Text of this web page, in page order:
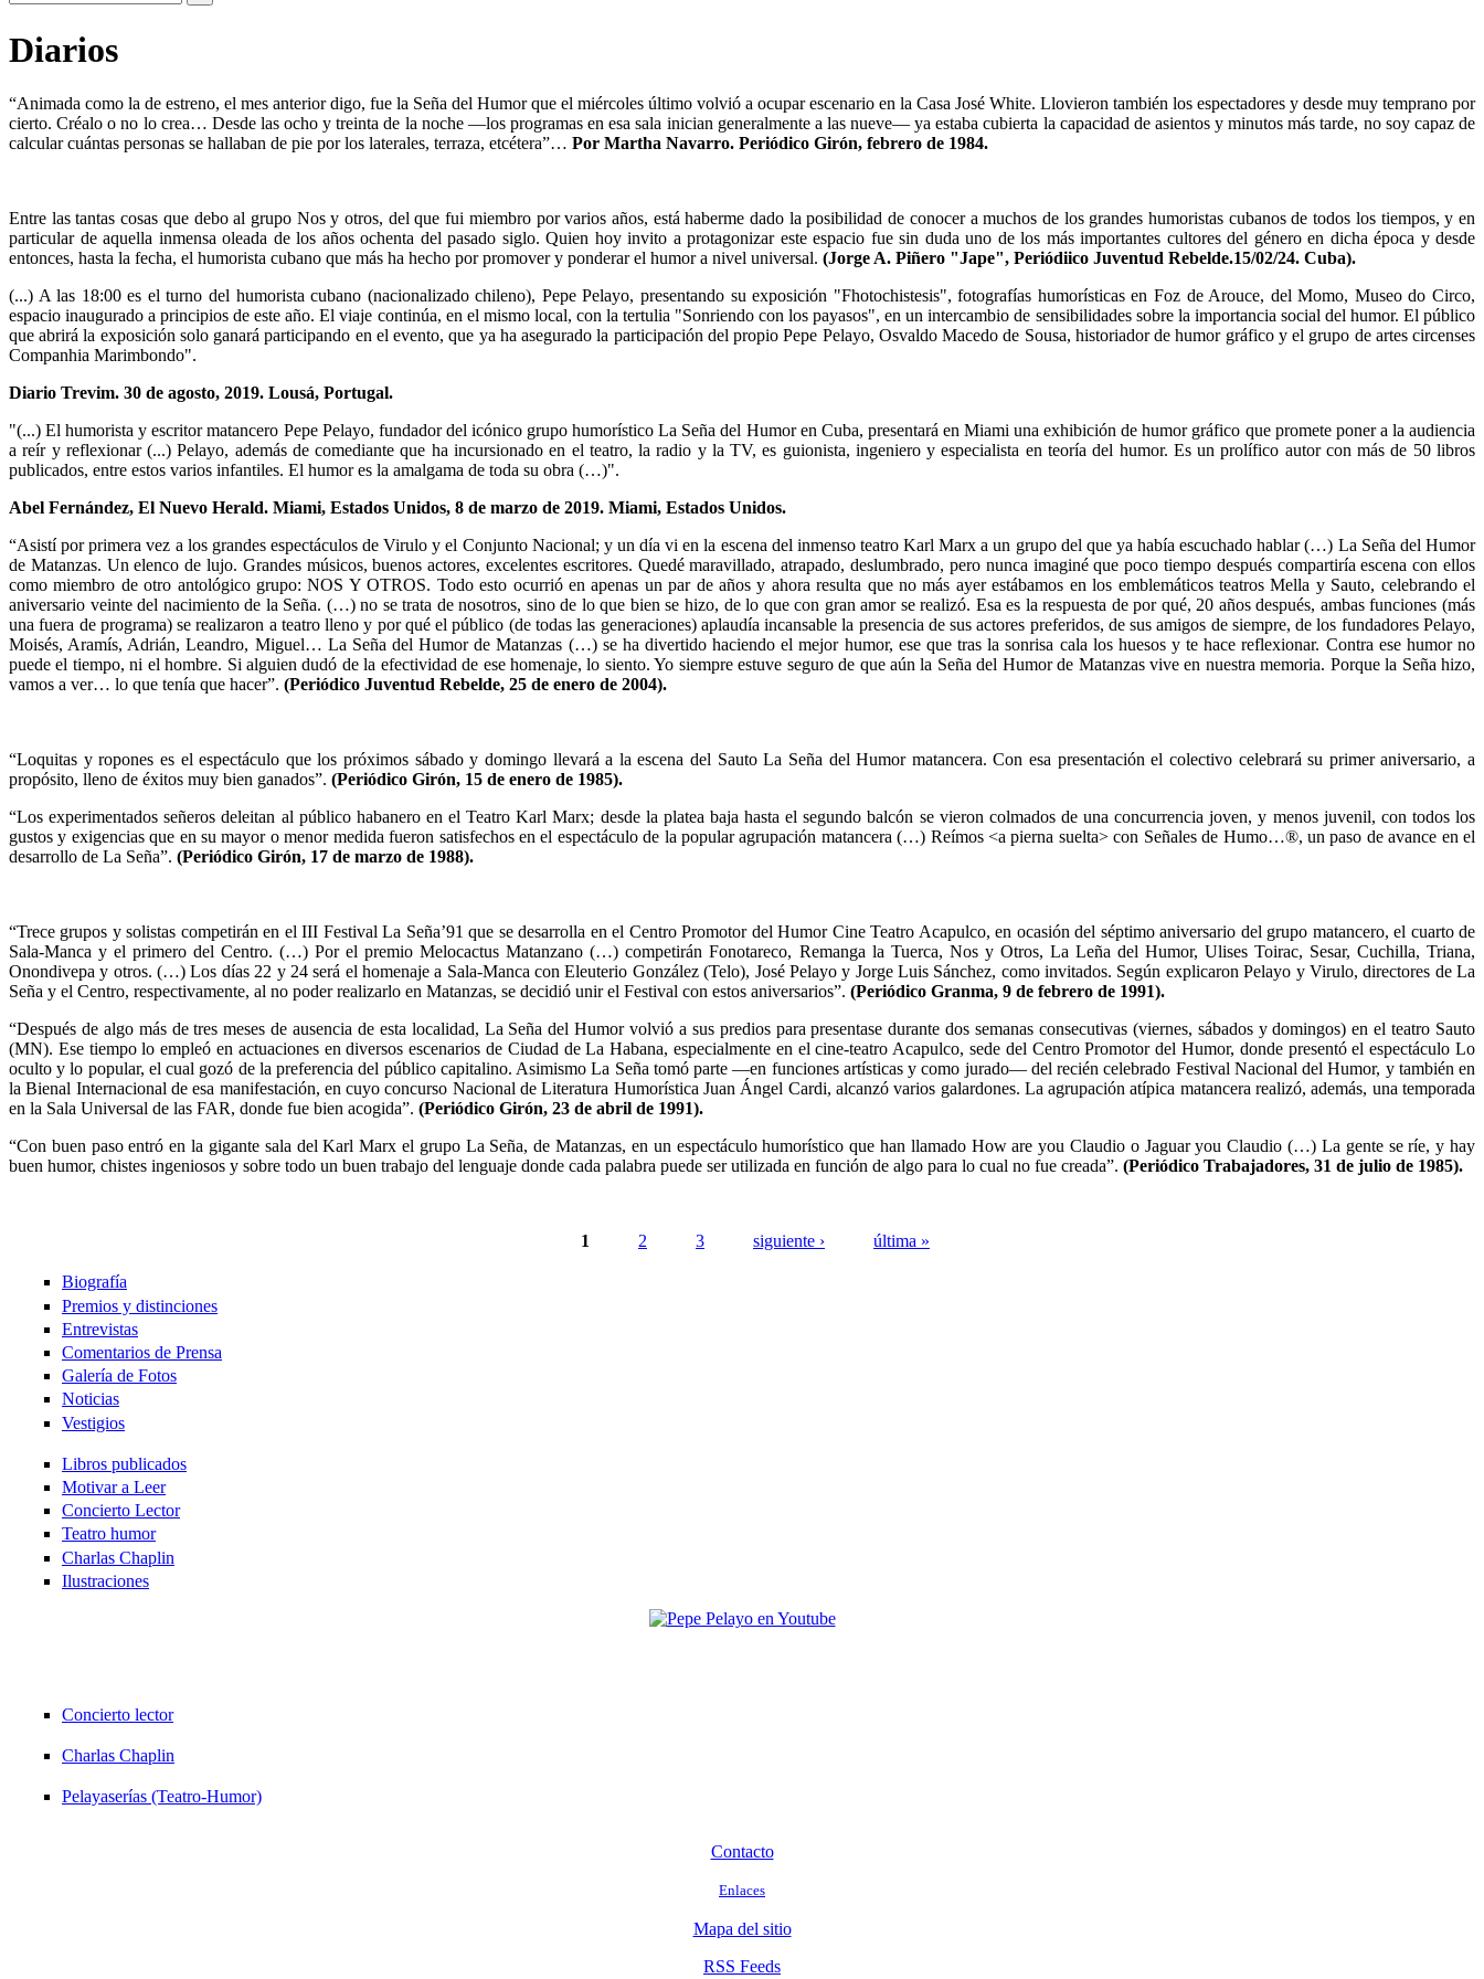
Diarios
“Animada como la de estreno, el mes anterior digo, fue la Seña del Humor que el miércoles último volvió a ocupar escenario en la Casa José White. Llovieron también los espectadores y desde muy temprano por
cierto. Créalo o no lo crea… Desde las ocho y treinta de la noche —los programas en esa sala inician generalmente a las nueve— ya estaba cubierta la capacidad de asientos y minutos más tarde, no soy capaz de
calcular cuántas personas se hallaban de pie por los laterales, terraza, etcétera”… Por Martha Navarro. Periódico Girón, febrero de 1984.
Entre las tantas cosas que debo al grupo Nos y otros, del que fui miembro por varios años, está haberme dado la posibilidad de conocer a muchos de los grandes humoristas cubanos de todos los tiempos, y en
particular de aquella inmensa oleada de los años ochenta del pasado siglo. Quien hoy invito a protagonizar este espacio fue sin duda uno de los más importantes cultores del género en dicha época y desde
entonces, hasta la fecha, el humorista cubano que más ha hecho por promover y ponderar el humor a nivel universal. (Jorge A. Piñero "Jape", Periódiico Juventud Rebelde.15/02/24. Cuba).
(...) A las 18:00 es el turno del humorista cubano (nacionalizado chileno), Pepe Pelayo, presentando su exposición "Fhotochistesis", fotografías humorísticas en Foz de Arouce, del Momo, Museo do Circo,
espacio inaugurado a principios de este año. El viaje continúa, en el mismo local, con la tertulia "Sonriendo con los payasos", en un intercambio de sensibilidades sobre la importancia social del humor. El público
que abrirá la exposición solo ganará participando en el evento, que ya ha asegurado la participación del propio Pepe Pelayo, Osvaldo Macedo de Sousa, historiador de humor gráfico y el grupo de artes circenses
Companhia Marimbondo".
Diario Trevim. 30 de agosto, 2019. Lousá, Portugal.
"(...) El humorista y escritor matancero Pepe Pelayo, fundador del icónico grupo humorístico La Seña del Humor en Cuba, presentará en Miami una exhibición de humor gráfico que promete poner a la audiencia
a reír y reflexionar (...) Pelayo, además de comediante que ha incursionado en el teatro, la radio y la TV, es guionista, ingeniero y especialista en teoría del humor. Es un prolífico autor con más de 50 libros
publicados, entre estos varios infantiles. El humor es la amalgama de toda su obra (…)".
Abel Fernández, El Nuevo Herald. Miami, Estados Unidos, 8 de marzo de 2019. Miami, Estados Unidos.
“Asistí por primera vez a los grandes espectáculos de Virulo y el Conjunto Nacional; y un día vi en la escena del inmenso teatro Karl Marx a un grupo del que ya había escuchado hablar (…) La Seña del Humor
de Matanzas. Un elenco de lujo. Grandes músicos, buenos actores, excelentes escritores. Quedé maravillado, atrapado, deslumbrado, pero nunca imaginé que poco tiempo después compartiría escena con ellos
como miembro de otro antológico grupo: NOS Y OTROS. Todo esto ocurrió en apenas un par de años y ahora resulta que no más ayer estábamos en los emblemáticos teatros Mella y Sauto, celebrando el
aniversario veinte del nacimiento de la Seña. (…) no se trata de nosotros, sino de lo que bien se hizo, de lo que con gran amor se realizó. Esa es la respuesta de por qué, 20 años después, ambas funciones (más
una fuera de programa) se realizaron a teatro lleno y por qué el público (de todas las generaciones) aplaudía incansable la presencia de sus actores preferidos, de sus amigos de siempre, de los fundadores Pelayo,
Moisés, Aramís, Adrián, Leandro, Miguel… La Seña del Humor de Matanzas (…) se ha divertido haciendo el mejor humor, ese que tras la sonrisa cala los huesos y te hace reflexionar. Contra ese humor no
puede el tiempo, ni el hombre. Si alguien dudó de la efectividad de ese homenaje, lo siento. Yo siempre estuve seguro de que aún la Seña del Humor de Matanzas vive en nuestra memoria. Porque la Seña hizo,
vamos a ver… lo que tenía que hacer”. (Periódico Juventud Rebelde, 25 de enero de 2004).
“Loquitas y ropones es el espectáculo que los próximos sábado y domingo llevará a la escena del Sauto La Seña del Humor matancera. Con esa presentación el colectivo celebrará su primer aniversario, a
propósito, lleno de éxitos muy bien ganados”. (Periódico Girón, 15 de enero de 1985).
“Los experimentados señeros deleitan al público habanero en el Teatro Karl Marx; desde la platea baja hasta el segundo balcón se vieron colmados de una concurrencia joven, y menos juvenil, con todos los
gustos y exigencias que en su mayor o menor medida fueron satisfechos en el espectáculo de la popular agrupación matancera (…) Reímos <a pierna suelta> con Señales de Humo…®, un paso de avance en el
desarrollo de La Seña”. (Periódico Girón, 17 de marzo de 1988).
“Trece grupos y solistas competirán en el III Festival La Seña’91 que se desarrolla en el Centro Promotor del Humor Cine Teatro Acapulco, en ocasión del séptimo aniversario del grupo matancero, el cuarto de
Sala-Manca y el primero del Centro. (…) Por el premio Melocactus Matanzano (…) competirán Fonotareco, Remanga la Tuerca, Nos y Otros, La Leña del Humor, Ulises Toirac, Sesar, Cuchilla, Triana,
Onondivepa y otros. (…) Los días 22 y 24 será el homenaje a Sala-Manca con Eleuterio González (Telo), José Pelayo y Jorge Luis Sánchez, como invitados. Según explicaron Pelayo y Virulo, directores de La
Seña y el Centro, respectivamente, al no poder realizarlo en Matanzas, se decidió unir el Festival con estos aniversarios”. (Periódico Granma, 9 de febrero de 1991).
“Después de algo más de tres meses de ausencia de esta localidad, La Seña del Humor volvió a sus predios para presentase durante dos semanas consecutivas (viernes, sábados y domingos) en el teatro Sauto
(MN). Ese tiempo lo empleó en actuaciones en diversos escenarios de Ciudad de La Habana, especialmente en el cine-teatro Acapulco, sede del Centro Promotor del Humor, donde presentó el espectáculo Lo
oculto y lo popular, el cual gozó de la preferencia del público capitalino. Asimismo La Seña tomó parte —en funciones artísticas y como jurado— del recién celebrado Festival Nacional del Humor, y también en
la Bienal Internacional de esa manifestación, en cuyo concurso Nacional de Literatura Humorística Juan Ángel Cardi, alcanzó varios galardones. La agrupación atípica matancera realizó, además, una temporada
en la Sala Universal de las FAR, donde fue bien acogida”. (Periódico Girón, 23 de abril de 1991).
“Con buen paso entró en la gigante sala del Karl Marx el grupo La Seña, de Matanzas, en un espectáculo humorístico que han llamado How are you Claudio o Jaguar you Claudio (…) La gente se ríe, y hay
buen humor, chistes ingeniosos y sobre todo un buen trabajo del lenguaje donde cada palabra puede ser utilizada en función de algo para lo cual no fue creada”. (Periódico Trabajadores, 31 de julio de 1985).
1 2 3 siguiente › última »
Biografía
Premios y distinciones
Entrevistas
Comentarios de Prensa
Galería de Fotos
Noticias
Vestigios
Libros publicados
Motivar a Leer
Concierto Lector
Teatro humor
Charlas Chaplin
Ilustraciones
Concierto lector
Charlas Chaplin
Pelayaserías (Teatro-Humor)
Contacto
Enlaces
Mapa del sitio
RSS Feeds